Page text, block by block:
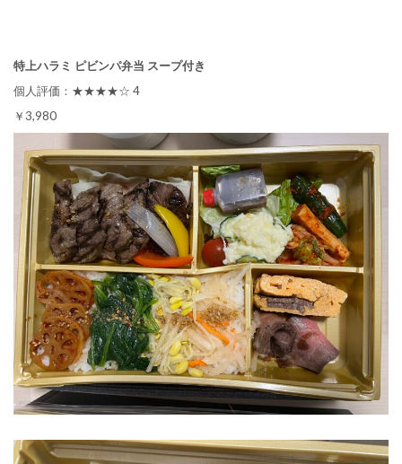
特上ハラミ ピビンパ弁当 スープ付き
個人評価：★★★★☆ 4
￥3,980